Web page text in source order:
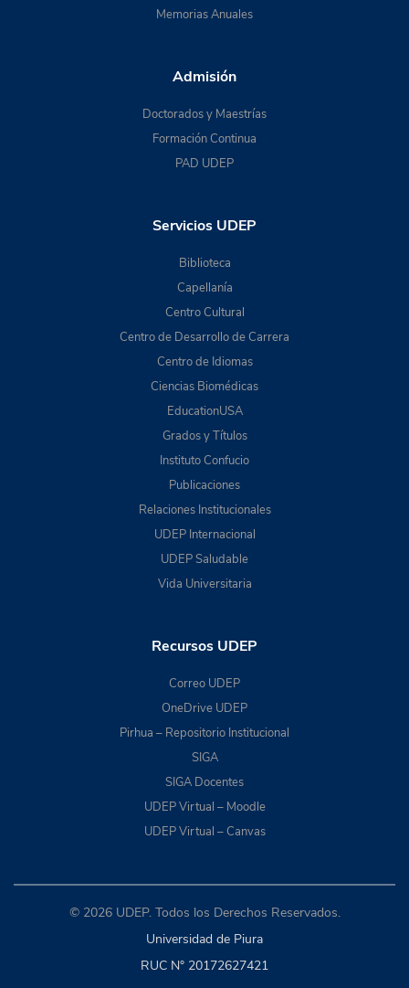
Memorias Anuales
Admisión
Doctorados y Maestrías
Formación Continua
PAD UDEP
Servicios UDEP
Biblioteca
Capellanía
Centro Cultural
Centro de Desarrollo de Carrera
Centro de Idiomas
Ciencias Biomédicas
EducationUSA
Grados y Títulos
Instituto Confucio
Publicaciones
Relaciones Institucionales
UDEP Internacional
UDEP Saludable
Vida Universitaria
Recursos UDEP
Correo UDEP
OneDrive UDEP
Pirhua – Repositorio Institucional
SIGA
SIGA Docentes
UDEP Virtual – Moodle
UDEP Virtual – Canvas
© 2026 UDEP. Todos los Derechos Reservados.
Universidad de Piura
RUC N° 20172627421